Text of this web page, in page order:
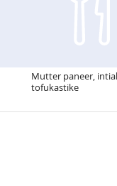
Mutter paneer,
tofukastike